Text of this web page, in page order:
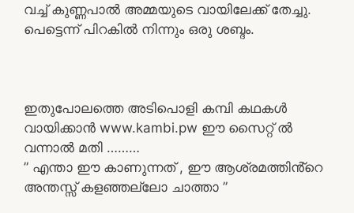
വച്ച് കുണ്ണപാൽ അമ്മയുടെ വായിലേക്ക് തേച്ചു.
പെട്ടെന്ന് പിറകിൽ നിന്നും ഒരു ശബ്ദം.
ഇതുപോലത്തെ അടിപൊളി കമ്പി കഥകൾ
വായിക്കാൻ www.kambi.pw ഈ സൈറ്റ് ൽ
വന്നാൽ മതി ………
” എന്താ ഈ കാണുന്നത് , ഈ ആശ്രമത്തിൻ്റെ
അന്തസ്സ് കളഞ്ഞല്ലോ ചാത്താ ”